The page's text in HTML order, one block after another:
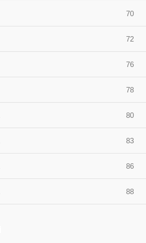
70
72
76
78
80
83
86
88